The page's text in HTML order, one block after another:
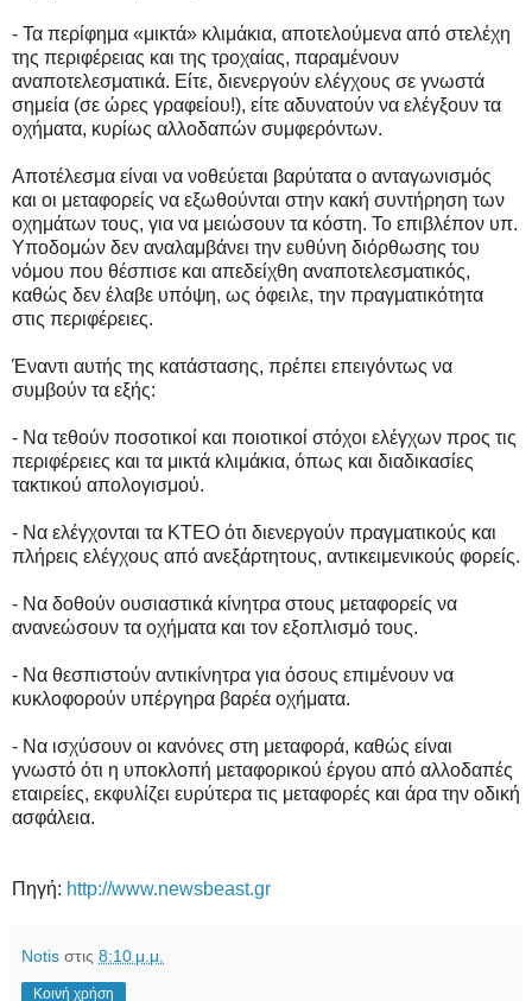
- Τα περίφημα «μικτά» κλιμάκια, αποτελούμενα από στελέχη
της περιφέρειας και της τροχαίας, παραμένουν
αναποτελεσματικά. Είτε, διενεργούν ελέγχους σε γνωστά
σημεία (σε ώρες γραφείου!), είτε αδυνατούν να ελέγξουν τα
οχήματα, κυρίως αλλοδαπών συμφερόντων.
Αποτέλεσμα είναι να νοθεύεται βαρύτατα ο ανταγωνισμός
και οι μεταφορείς να εξωθούνται στην κακή συντήρηση των
οχημάτων τους, για να μειώσουν τα κόστη. Το επιβλέπον υπ.
Υποδομών δεν αναλαμβάνει την ευθύνη διόρθωσης του
νόμου που θέσπισε και απεδείχθη αναποτελεσματικός,
καθώς δεν έλαβε υπόψη, ως όφειλε, την πραγματικότητα
στις περιφέρειες.
Έναντι αυτής της κατάστασης, πρέπει επειγόντως να
συμβούν τα εξής:
- Να τεθούν ποσοτικοί και ποιοτικοί στόχοι ελέγχων προς τις
περιφέρειες και τα μικτά κλιμάκια, όπως και διαδικασίες
τακτικού απολογισμού.
- Να ελέγχονται τα ΚΤΕΟ ότι διενεργούν πραγματικούς και
πλήρεις ελέγχους από ανεξάρτητους, αντικειμενικούς φορείς.
- Να δοθούν ουσιαστικά κίνητρα στους μεταφορείς να
ανανεώσουν τα οχήματα και τον εξοπλισμό τους.
- Να θεσπιστούν αντικίνητρα για όσους επιμένουν να
κυκλοφορούν υπέργηρα βαρέα οχήματα.
- Να ισχύσουν οι κανόνες στη μεταφορά, καθώς είναι
γνωστό ότι η υποκλοπή μεταφορικού έργου από αλλοδαπές
εταιρείες, εκφυλίζει ευρύτερα τις μεταφορές και άρα την οδική
ασφάλεια.
Πηγή: http://www.newsbeast.gr
Notis στις 8:10 μ.μ.
Κοινή χρήση